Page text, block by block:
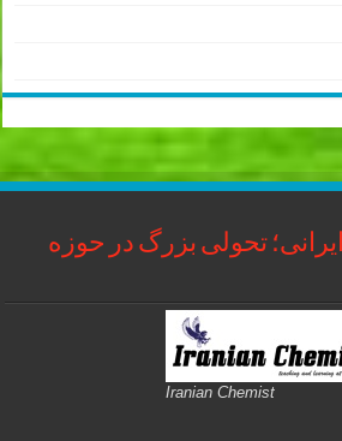
تحولی بزرگ در حوزه
Iranian Chemist